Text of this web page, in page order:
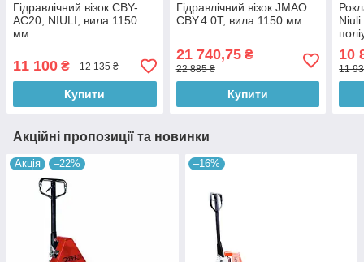
Гідравлічний візок CBY-
AC20, NIULI, вила 1150
мм
11 100 ₴ 12 135 ₴
Купити
Гідравлічний візок JMAO
CBY.4.0T, вила 1150 мм
21 740,75₴
22 885 ₴
Купити
10
11
Акційні пропозиції та новинки
Акція –22% –16%